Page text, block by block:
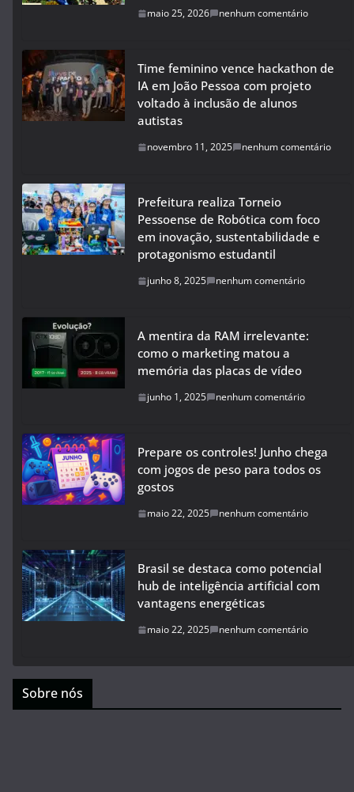
maio 25, 2026 nenhum comentário
Time feminino vence hackathon de
IA em João Pessoa com projeto
voltado à inclusão de alunos
autistas
novembro 11, 2025 nenhum comentário
Prefeitura realiza Torneio
Pessoense de Robótica com foco
em inovação, sustentabilidade e
protagonismo estudantil
junho 8, 2025 nenhum comentário
A mentira da RAM irrelevante:
como o marketing matou a
memória das placas de vídeo
junho 1, 2025 nenhum comentário
Prepare os controles! Junho chega
com jogos de peso para todos os
gostos
maio 22, 2025 nenhum comentário
Brasil se destaca como potencial
hub de inteligência artificial com
vantagens energéticas
maio 22, 2025 nenhum comentário
Sobre nós